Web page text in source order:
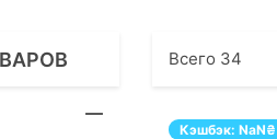
Всего 34
Кэшбэк: NaN₴